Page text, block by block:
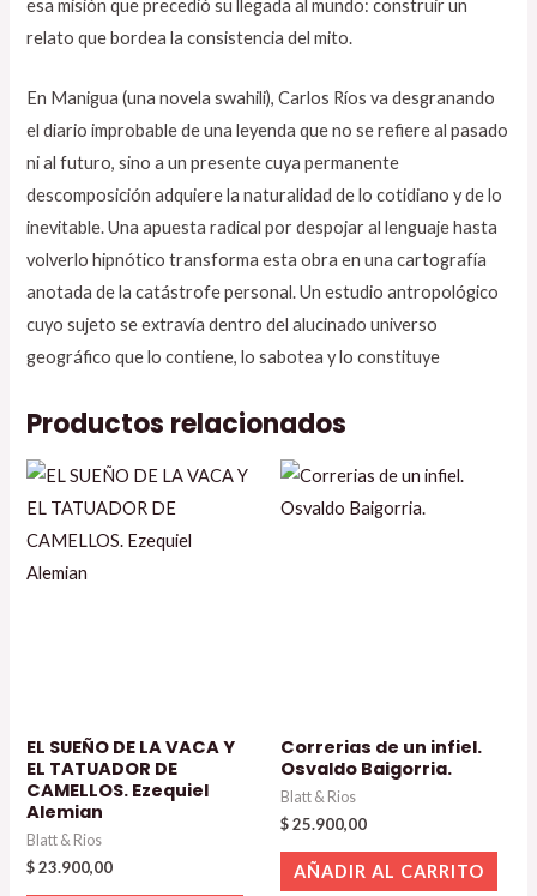
esa misión que precedió su llegada al mundo: construir un
relato que bordea la consistencia del mito.
En Manigua (una novela swahili), Carlos Ríos va desgranando
el diario improbable de una leyenda que no se refiere al pasado
ni al futuro, sino a un presente cuya permanente
descomposición adquiere la naturalidad de lo cotidiano y de lo
inevitable. Una apuesta radical por despojar al lenguaje hasta
volverlo hipnótico transforma esta obra en una cartografía
anotada de la catástrofe personal. Un estudio antropológico
cuyo sujeto se extravía dentro del alucinado universo
geográfico que lo contiene, lo sabotea y lo constituye
Productos relacionados
EL SUEÑO DE LA VACA Y
EL TATUADOR DE
CAMELLOS. Ezequiel
Alemian
Blatt & Rios
$23.900,00
Correrias de un infiel.
Osvaldo Baigorria.
Blatt & Rios
$25.900,00
AÑADIR AL CARRITO